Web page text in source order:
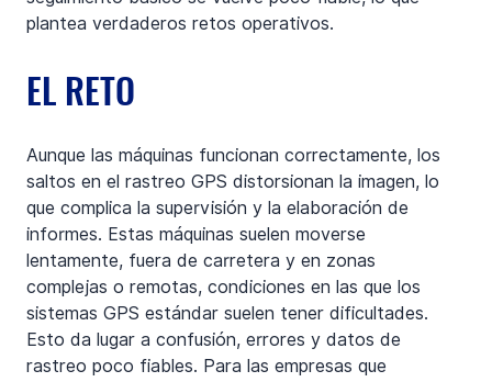
plantea verdaderos retos operativos.
EL RETO
Aunque las máquinas funcionan correctamente, los
saltos en el rastreo GPS distorsionan la imagen, lo
que complica la supervisión y la elaboración de
informes. Estas máquinas suelen moverse
lentamente, fuera de carretera y en zonas
complejas o remotas, condiciones en las que los
sistemas GPS estándar suelen tener dificultades.
Esto da lugar a confusión, errores y datos de
rastreo poco fiables. Para las empresas que